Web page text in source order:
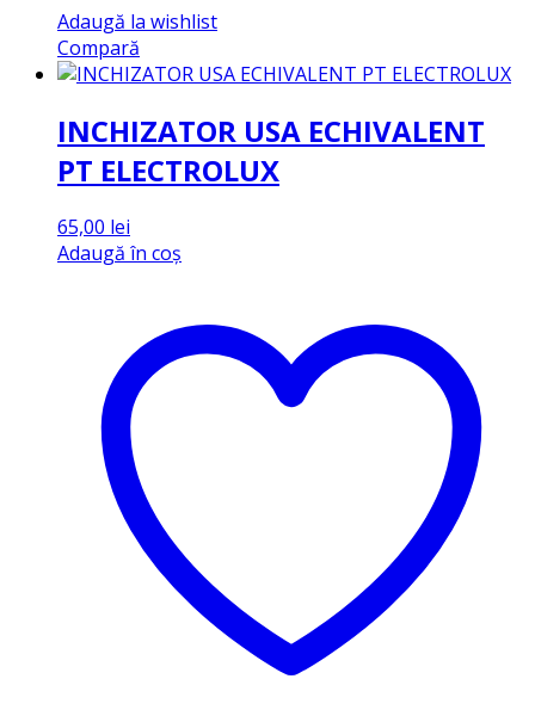
Adaugă la wishlist
Compară
INCHIZATOR USA ECHIVALENT
PT ELECTROLUX
65,00 lei
Adaugă în coș